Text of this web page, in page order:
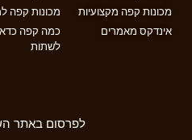
מכונות קפה מקצועיות
אינדקס מאמרים
מכונות קפה
כמה קפה
לשתות
לפרסום באתר